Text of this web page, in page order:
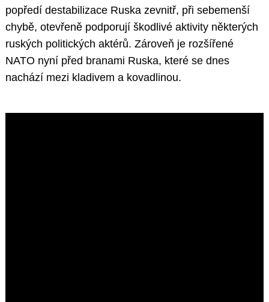
popředí destabilizace Ruska zevnitř, při sebemenší
chybě, otevřeně podporují škodlivé aktivity některých
ruských politických aktérů. Zároveň je rozšířené
NATO nyní před branami Ruska, které se dnes
nachází mezi kladivem a kovadlinou.